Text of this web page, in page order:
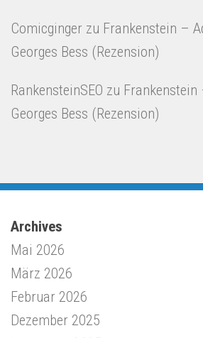
Comicginger zu Frankenstein –
Georges Bess (Rezension)
RankensteinSEO zu
Georges Bess (Rezension)
Archives
Mai 2026
März 2026
Februar 2026
Dezember 2025